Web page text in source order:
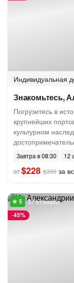
Индивидуальная
Знакомьтесь,
Погрузитесь в
крупнейших
культурном
Завтра в 08:30
12
от$228 $350 за
-45%
37 отзывов